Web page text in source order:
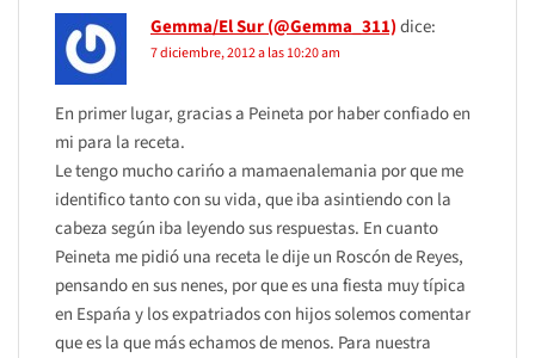
Gemma/El Sur (@Gemma_311)dice:
7 diciembre, 2012 a las 10:20 am
En primer lugar, gracias a Peineta por haber confiado en
mi para la receta.
Le tengo mucho carińo a mamaenalemania por que me
identifico tanto con su vida, que iba asintiendo con la
cabeza según iba leyendo sus respuestas. En cuanto
Peineta me pidió una receta le dije un Roscón de Reyes,
pensando en sus nenes, por que es una fiesta muy típica
en Espańa y los expatriados con hijos solemos comentar
que es la que más echamos de menos. Para nuestra